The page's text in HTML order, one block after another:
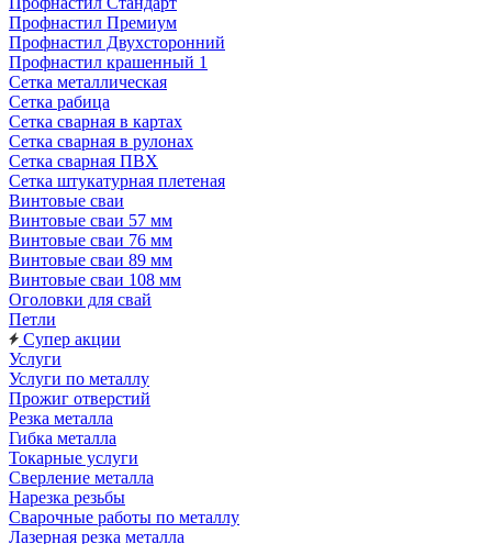
Профнастил Премиум
Профнастил Двухсторонний
Профнастил крашенный 1
Сетка металлическая
Сетка рабица
Сетка сварная в картах
Сетка сварная в рулонах
Сетка сварная ПВХ
Сетка штукатурная плетеная
Винтовые сваи
Винтовые сваи 57 мм
Винтовые сваи 76 мм
Винтовые сваи 89 мм
Винтовые сваи 108 мм
Оголовки для свай
Петли
Супер акции
Услуги
Услуги по металлу
Прожиг отверстий
Резка металла
Гибка металла
Токарные услуги
Сверление металла
Нарезка резьбы
Сварочные работы по металлу
Лазерная резка металла